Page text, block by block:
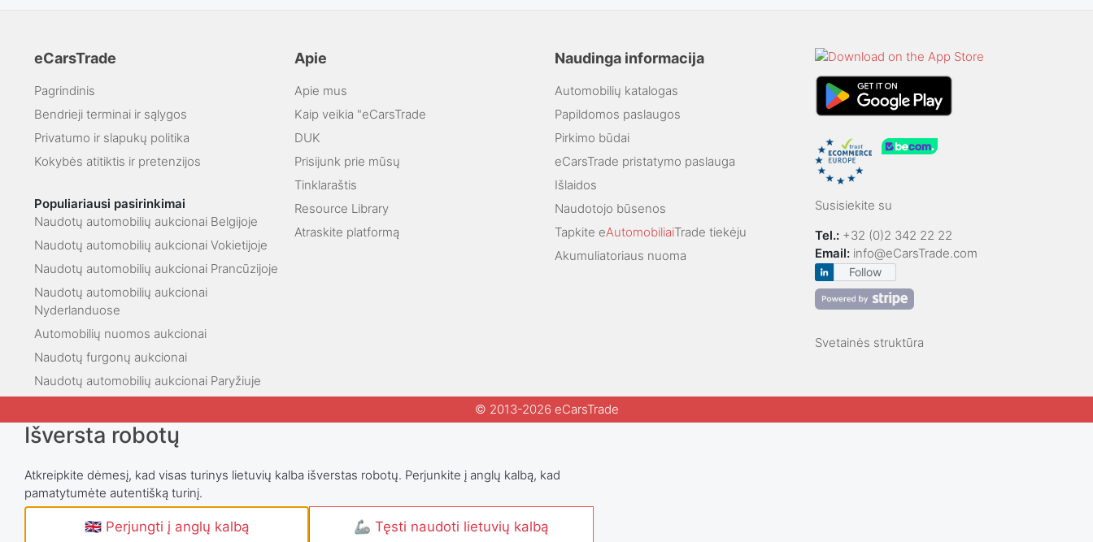
eCarsTrade
Pagrindinis
Bendrieji terminai ir sąlygos
Privatumo ir slapukų politika
Kokybės atitiktis ir pretenzijos
Populiariausi pasirinkimai
Naudotų automobilių aukcionai Belgijoje
Naudotų automobilių aukcionai Vokietijoje
Naudotų automobilių aukcionai Prancūzijoje
Naudotų automobilių aukcionai
Nyderlanduose
Automobilių nuomos aukcionai
Naudotų furgonų aukcionai
Naudotų automobilių aukcionai Paryžiuje
Apie
Apie mus
Kaip veikia "eCarsTrade
DUK
Prisijunk prie mūsų
Tinklaraštis
Resource Library
Atraskite platformą
Naudinga informacija
Automobilių katalogas
Papildomos paslaugos
Pirkimo būdai
eCarsTrade pristatymo paslauga
Išlaidos
Naudotojo būsenos
Tapkite eAutomobiliaiTrade tiekėju
Akumuliatoriaus nuoma
Susisiekite su
Tel.: +32 (0)2 342 22 22
Email: info@eCarsTrade.com
Follow
Svetainės struktūra
© 2013-2026 eCarsTrade
Išversta robotų
Atkreipkite dėmesį, kad visas turinys lietuvių kalba išverstas robotų. Perjunkite į anglų kalbą, kad
pamatytumėte autentišką turinį.
🇬🇧 Perjungti į anglų kalbą 🦾 Tęsti naudoti lietuvių kalbą